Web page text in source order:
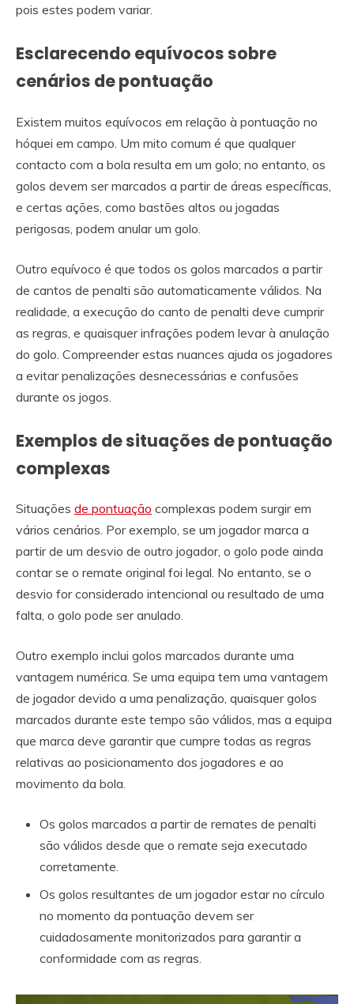
pois estes podem variar.
Esclarecendo equívocos sobre
cenários de pontuação
Existem muitos equívocos em relação à pontuação no
hóquei em campo. Um mito comum é que qualquer
contacto com a bola resulta em um golo; no entanto, os
golos devem ser marcados a partir de áreas específicas,
e certas ações, como bastões altos ou jogadas
perigosas, podem anular um golo.
Outro equívoco é que todos os golos marcados a partir
de cantos de penalti são automaticamente válidos. Na
realidade, a execução do canto de penalti deve cumprir
as regras, e quaisquer infrações podem levar à anulação
do golo. Compreender estas nuances ajuda os jogadores
a evitar penalizações desnecessárias e confusões
durante os jogos.
Exemplos de situações de pontuação
complexas
Situações de pontuação complexas podem surgir em
vários cenários. Por exemplo, se um jogador marca a
partir de um desvio de outro jogador, o golo pode ainda
contar se o remate original foi legal. No entanto, se o
desvio for considerado intencional ou resultado de uma
falta, o golo pode ser anulado.
Outro exemplo inclui golos marcados durante uma
vantagem numérica. Se uma equipa tem uma vantagem
de jogador devido a uma penalização, quaisquer golos
marcados durante este tempo são válidos, mas a equipa
que marca deve garantir que cumpre todas as regras
relativas ao posicionamento dos jogadores e ao
movimento da bola.
Os golos marcados a partir de remates de penalti
são válidos desde que o remate seja executado
corretamente.
Os golos resultantes de um jogador estar no círculo
no momento da pontuação devem ser
cuidadosamente monitorizados para garantir a
conformidade com as regras.